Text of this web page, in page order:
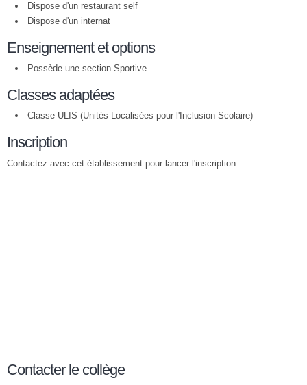
Dispose d'un restaurant self
Dispose d'un internat
Enseignement et options
Possède une section Sportive
Classes adaptées
Classe ULIS (Unités Localisées pour l'Inclusion Scolaire)
Inscription
Contactez avec cet établissement pour lancer l'inscription.
Contacter le collège